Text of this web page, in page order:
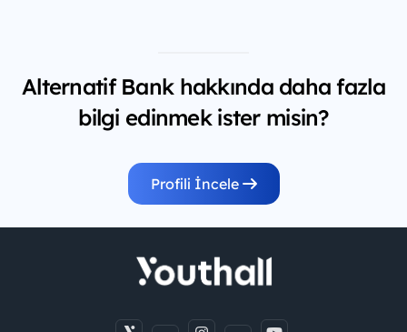
Alternatif Bank hakkında daha fazla
bilgi edinmek ister misin?
Profili İncele